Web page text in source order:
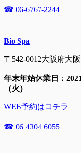
☎ 06-6767-2244
Bio Spa
〒542-0012大阪府大
年末年始休業日：
（火）
WEB予約はコチラ
☎ 06-4304-6055